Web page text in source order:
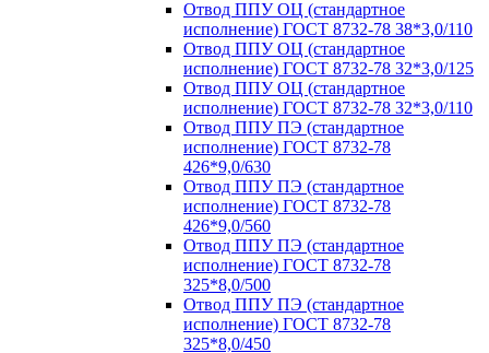
Отвод ППУ ОЦ (стандартное
исполнение) ГОСТ 8732-78 38*3,0/110
Отвод ППУ ОЦ (стандартное
исполнение) ГОСТ 8732-78 32*3,0/125
Отвод ППУ ОЦ (стандартное
исполнение) ГОСТ 8732-78 32*3,0/110
Отвод ППУ ПЭ (стандартное
исполнение) ГОСТ 8732-78
426*9,0/630
Отвод ППУ ПЭ (стандартное
исполнение) ГОСТ 8732-78
426*9,0/560
Отвод ППУ ПЭ (стандартное
исполнение) ГОСТ 8732-78
325*8,0/500
Отвод ППУ ПЭ (стандартное
исполнение) ГОСТ 8732-78
325*8,0/450